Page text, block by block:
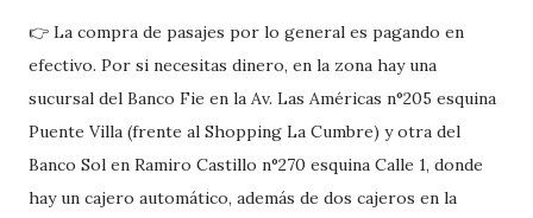
👉 La compra de pasajes por lo general es pagando en
efectivo. Por si necesitas dinero, en la zona hay una
sucursal del Banco Fie en la Av. Las Américas n°205 esquina
Puente Villa (frente al Shopping La Cumbre) y otra del
Banco Sol en Ramiro Castillo n°270 esquina Calle 1, donde
hay un cajero automático, además de dos cajeros en la